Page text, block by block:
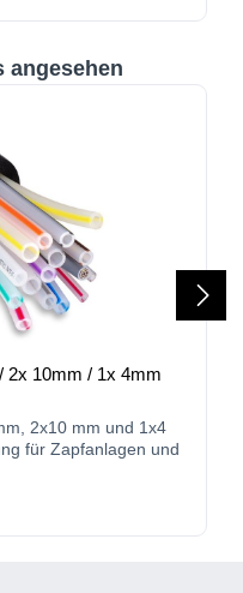
angesehen
2x 10mm / 1x 4mm
2x10 mm und 1x4
für Zapfanlagen und